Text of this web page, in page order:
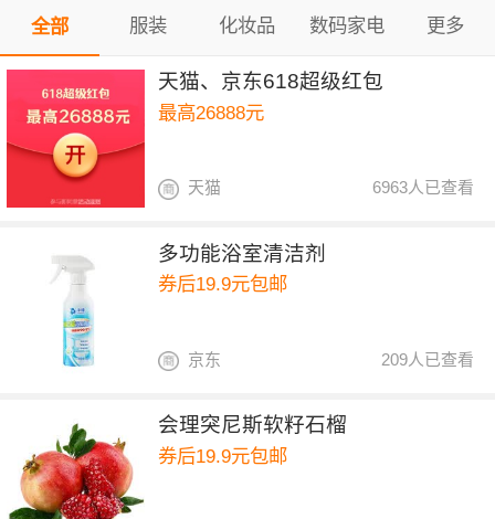
全部 服装 化妆品 数码家电 更多
天猫、京东618超级红包
最高26888元
6963人已查看
天猫
多功能浴室清洁剂
券后19.9元包邮
209人已查看
京东
会理突尼斯软籽石榴
券后19.9元包邮